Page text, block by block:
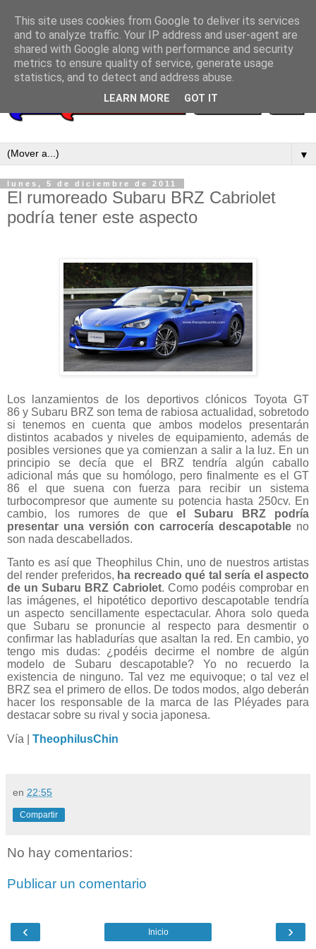
▼
lunes, 5 de diciembre de 2011
El rumoreado Subaru BRZ Cabriolet
podría tener este aspecto
Los lanzamientos de los deportivos clónicos Toyota GT
86 y Subaru BRZ son tema de rabiosa actualidad, sobretodo
si tenemos en cuenta que ambos modelos presentarán
distintos acabados y niveles de equipamiento, además de
posibles versiones que ya comienzan a salir a la luz. En un
principio se decía que el BRZ tendría algún caballo
adicional más que su homólogo, pero finalmente es el GT
86 el que suena con fuerza para recibir un sistema
turbocompresor que aumente su potencia hasta 250cv. En
cambio, los rumores de que el Subaru BRZ podría
presentar una versión con carrocería descapotable no
son nada descabellados.
Tanto es así que Theophilus Chin, uno de nuestros artistas
del render preferidos, ha recreado qué tal sería el aspecto
de un Subaru BRZ Cabriolet. Como podéis comprobar en
las imágenes, el hipotético deportivo descapotable tendría
un aspecto sencillamente espectacular. Ahora solo queda
que Subaru se pronuncie al respecto para desmentir o
confirmar las habladurías que asaltan la red. En cambio, yo
tengo mis dudas: ¿podéis decirme el nombre de algún
modelo de Subaru descapotable? Yo no recuerdo la
existencia de ninguno. Tal vez me equivoque; o tal vez el
BRZ sea el primero de ellos. De todos modos, algo deberán
hacer los responsable de la marca de las Pléyades para
destacar sobre su rival y socia japonesa.
Vía |
TheophilusChin
en 22:55
Compartir
No hay comentarios:
Publicar un comentario
‹ ›
Inicio
This site uses cookies from Google to deliver its services
and to analyze traffic. Your IP address and user-agent are
shared with Google along with performance and security
metrics to ensure quality of service, generate usage
statistics, and to detect and address abuse.
LEARN MORE GOT IT